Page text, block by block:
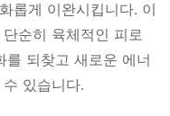
롭게 이완시킵니다. 이
순히 육체적인 피로
를 되찾고 새로운 에너
있습니다.